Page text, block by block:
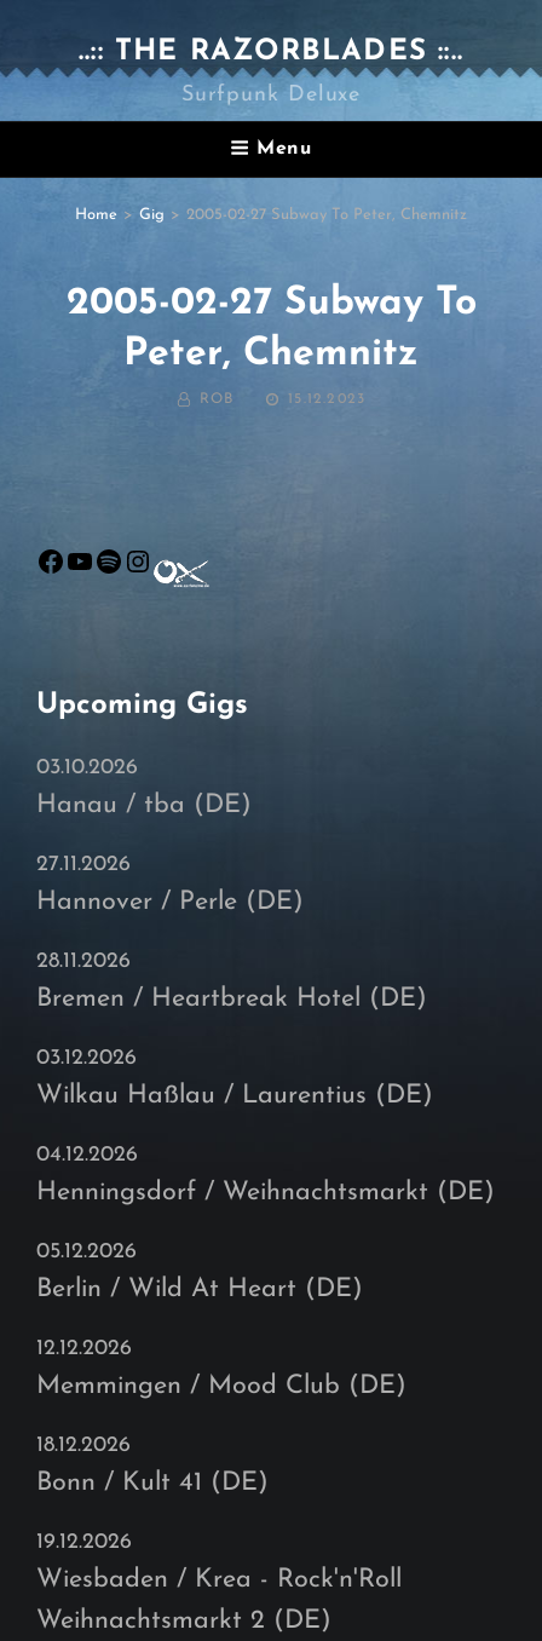
..:: THE RAZORBLADES ::..
Surfpunk Deluxe
Menu
Home > Gig > 2005-02-27 Subway To Peter, Chemnitz
2005-02-27 Subway To
Peter, Chemnitz
BY ROB
POSTED
15.12.2023
Facebook
YouTube
Spotify
Instagram
Upcoming Gigs
03.10.2026
Hanau / tba (DE)
27.11.2026
Hannover / Perle (DE)
28.11.2026
Bremen / Heartbreak Hotel (DE)
03.12.2026
Wilkau Haßlau / Laurentius (DE)
04.12.2026
Henningsdorf / Weihnachtsmarkt (DE)
05.12.2026
Berlin / Wild At Heart (DE)
12.12.2026
Memmingen / Mood Club (DE)
18.12.2026
Bonn / Kult 41 (DE)
19.12.2026
Wiesbaden / Krea - Rock'n'Roll
Weihnachtsmarkt 2 (DE)